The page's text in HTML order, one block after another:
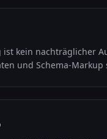
kein nachträglicher
und Schema-